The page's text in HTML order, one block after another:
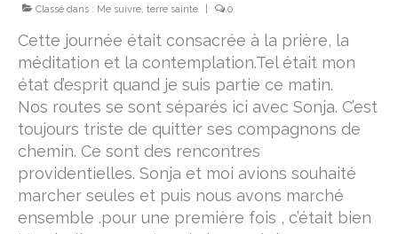
Jesus trail
Le sentier d’Abraham
camino primitivo
sur le chemin de Rome
via Francigena
Classé dans : Me suivre, terre sainte 0
Cette journée était consacrée à la prière, la
méditation et la contemplation.Tel était mon
état d’esprit quand je suis partie ce matin.
Nos routes se sont séparés ici avec Sonja. C’est
toujours triste de quitter ses compagnons de
chemin. Ce sont des rencontres
providentielles. Sonja et moi avions souhaité
marcher seules et puis nous avons marché
ensemble .pour une première fois , c’était bien